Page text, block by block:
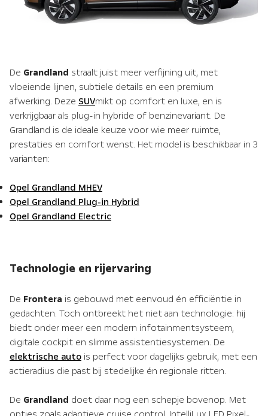
De Grandland straalt juist meer verfijning uit, met
vloeiende lijnen, subtiele details en een premium
afwerking. Deze SUVmikt op comfort en luxe, en is
verkrijgbaar als plug-in hybride of benzinevariant. De
Grandland is de ideale keuze voor wie meer ruimte,
prestaties en comfort wenst. Het model is beschikbaar in 3
varianten:
Opel Grandland MHEV
Opel Grandland Plug-in Hybrid
Opel Grandland Electric
Technologie en rijervaring
De Frontera is gebouwd met eenvoud én efficiëntie in
gedachten. Toch ontbreekt het niet aan technologie: hij
biedt onder meer een modern infotainmentsysteem,
digitale cockpit en slimme assistentiesystemen. De
elektrische auto is perfect voor dagelijks gebruik, met een
actieradius die past bij stedelijke én regionale ritten.
De Grandland doet daar nog een schepje bovenop. Met